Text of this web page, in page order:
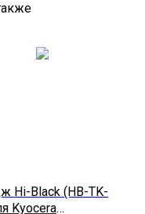
Hi-Black (HB-TK-
Kyocera